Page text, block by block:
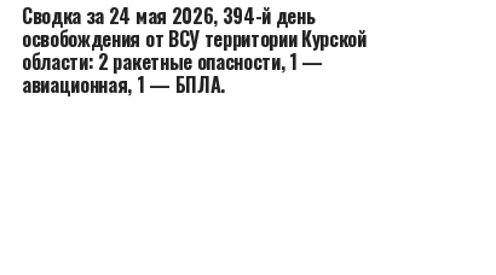
Сводка за 24 мая 2026, 394-й день
освобождения от ВСУ территории Курской
области: 2 ракетные опасности, 1 —
авиационная, 1 — БПЛА.